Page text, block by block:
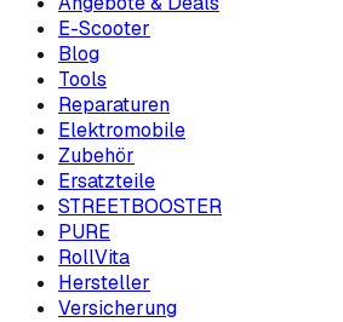
E-Scooter
Blog
Tools
Reparaturen
Elektromobile
Zubehör
Ersatzteile
STREETBOOSTER
PURE
RollVita
Hersteller
Versicherung